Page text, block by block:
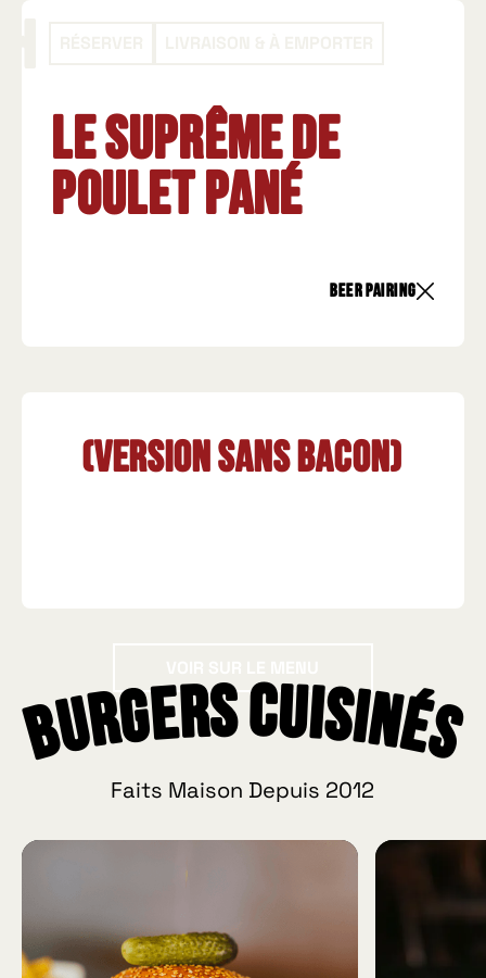
Le Suprême de
Poulet Pané
beer pairing
(Version sans bacon)
Burgers Cuisinés
Faits Maison Depuis 2012